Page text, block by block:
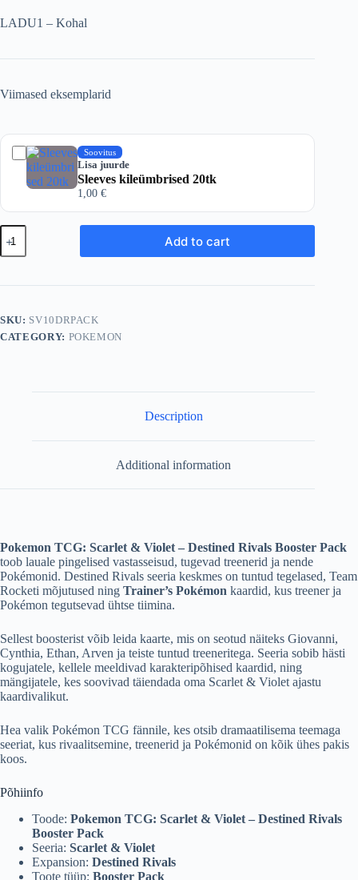
LADU1 – Kohal
Viimased eksemplarid
Soovitus
Lisa juurde
Sleeves kileümbrised 20tk
1,00 €
Pokemon
TCG:
Scarlet
Violet
Rivals
Booster
Add to cart
SKU: SV10DRPACK
CATEGORY: POKEMON
Description
Additional information
Pokemon TCG: Scarlet & Violet – Destined Rivals Booster Pack
toob lauale pingelised vastasseisud, tugevad treenerid ja nende
Pokémonid. Destined Rivals seeria keskmes on tuntud tegelased, Team
Rocketi mõjutused ning Trainer’s Pokémon kaardid, kus treener ja
Pokémon tegutsevad ühtse tiimina.
Sellest boosterist võib leida kaarte, mis on seotud näiteks Giovanni,
Cynthia, Ethan, Arven ja teiste tuntud treeneritega. Seeria sobib hästi
kogujatele, kellele meeldivad karakteripõhised kaardid, ning
mängijatele, kes soovivad täiendada oma Scarlet & Violet ajastu
kaardivalikut.
Hea valik Pokémon TCG fännile, kes otsib dramaatilisema teemaga
seeriat, kus rivaalitsemine, treenerid ja Pokémonid on kõik ühes pakis
koos.
Põhiinfo
Toode: Pokemon TCG: Scarlet & Violet – Destined Rivals
Booster Pack
Seeria: Scarlet & Violet
Expansion: Destined Rivals
Toote tüüp: Booster Pack